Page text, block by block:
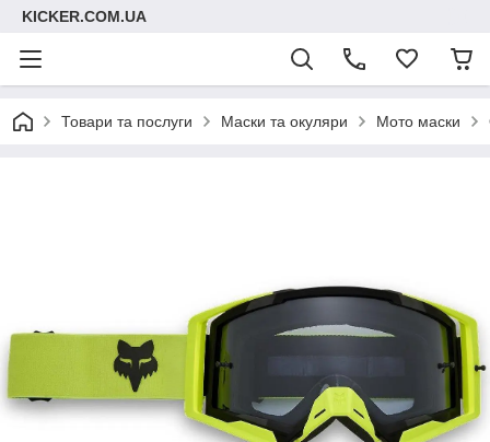
KICKER.COM.UA
Товари та послуги Маски та окуляри Мото маски